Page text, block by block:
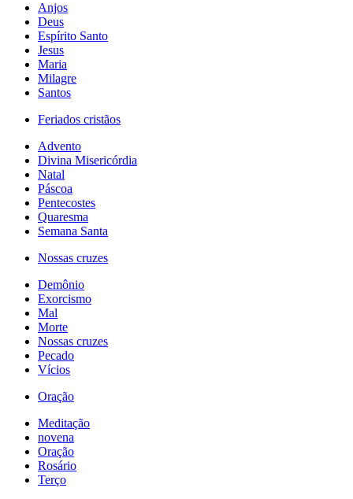
Anjos
Deus
Espírito Santo
Jesus
Maria
Milagre
Santos
Feriados cristãos
Advento
Divina Misericórdia
Natal
Páscoa
Pentecostes
Quaresma
Semana Santa
Nossas cruzes
Demônio
Exorcismo
Mal
Morte
Nossas cruzes
Pecado
Vícios
Oração
Meditação
novena
Oração
Rosário
Terço